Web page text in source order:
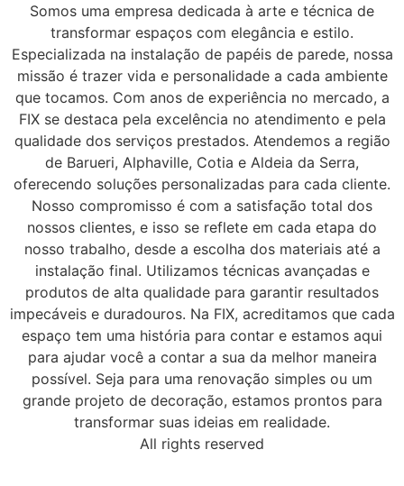
Somos uma empresa dedicada à arte e técnica de
transformar espaços com elegância e estilo.
Especializada na instalação de papéis de parede, nossa
missão é trazer vida e personalidade a cada ambiente
que tocamos. Com anos de experiência no mercado, a
FIX se destaca pela excelência no atendimento e pela
qualidade dos serviços prestados. Atendemos a região
de Barueri, Alphaville, Cotia e Aldeia da Serra,
oferecendo soluções personalizadas para cada cliente.
Nosso compromisso é com a satisfação total dos
nossos clientes, e isso se reflete em cada etapa do
nosso trabalho, desde a escolha dos materiais até a
instalação final. Utilizamos técnicas avançadas e
produtos de alta qualidade para garantir resultados
impecáveis e duradouros. Na FIX, acreditamos que cada
espaço tem uma história para contar e estamos aqui
para ajudar você a contar a sua da melhor maneira
possível. Seja para uma renovação simples ou um
grande projeto de decoração, estamos prontos para
transformar suas ideias em realidade.
All rights reserved